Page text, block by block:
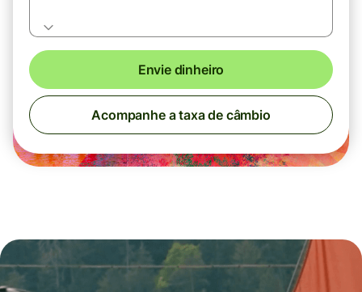
Envie dinheiro
Acompanhe a taxa de câmbio